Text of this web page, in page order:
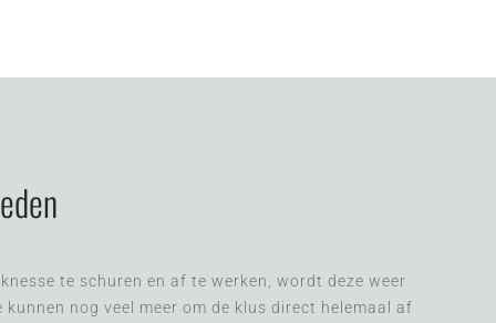
te schuren en af te werken, wordt deze weer
kunnen nog veel meer om de klus direct helemaal af